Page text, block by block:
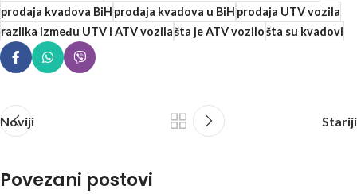
prodaja kvadova BiH prodaja kvadova u BiH prodaja UTV vozila
razlika između UTV i ATV vozilašta je ATV vozilošta su kvadovi
Noviji Stariji
Povezani postovi